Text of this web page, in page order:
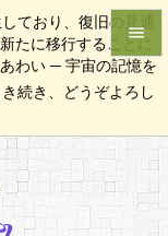
ており、復旧の見通
たに移行することに
わい ─ 宇宙の記憶を
続き、どうぞよろし


メニュ

サイド
